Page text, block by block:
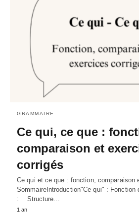
GRAMMAIRE
Ce qui, ce que :
comparaison et
corrigés
Ce qui et ce que : fonction, comparaison
SommaireIntroduction"Ce qui" :
: Structure…
1 an